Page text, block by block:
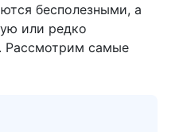
бесполезными, а
или редко
Рассмотрим самые